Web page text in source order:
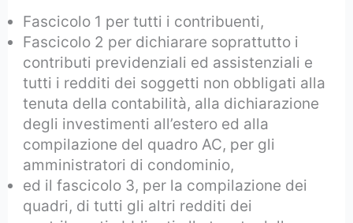
Fascicolo 1 per tutti i contribuenti,
Fascicolo 2 per dichiarare soprattutto i
contributi previdenziali ed assistenziali e
tutti i redditi dei soggetti non obbligati alla
tenuta della contabilità, alla dichiarazione
degli investimenti all’estero ed alla
compilazione del quadro AC, per gli
amministratori di condominio,
ed il fascicolo 3, per la compilazione dei
quadri, di tutti gli altri redditi dei